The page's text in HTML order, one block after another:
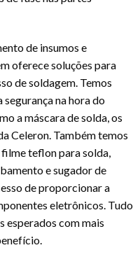
de insumos e
oferece soluções para
de soldagem. Temos
segurança na hora do
a máscara de solda, os
Celeron. Também temos
teflon para solda,
e sugador de
de proporcionar a
eletrônicos. Tudo
esperados com mais